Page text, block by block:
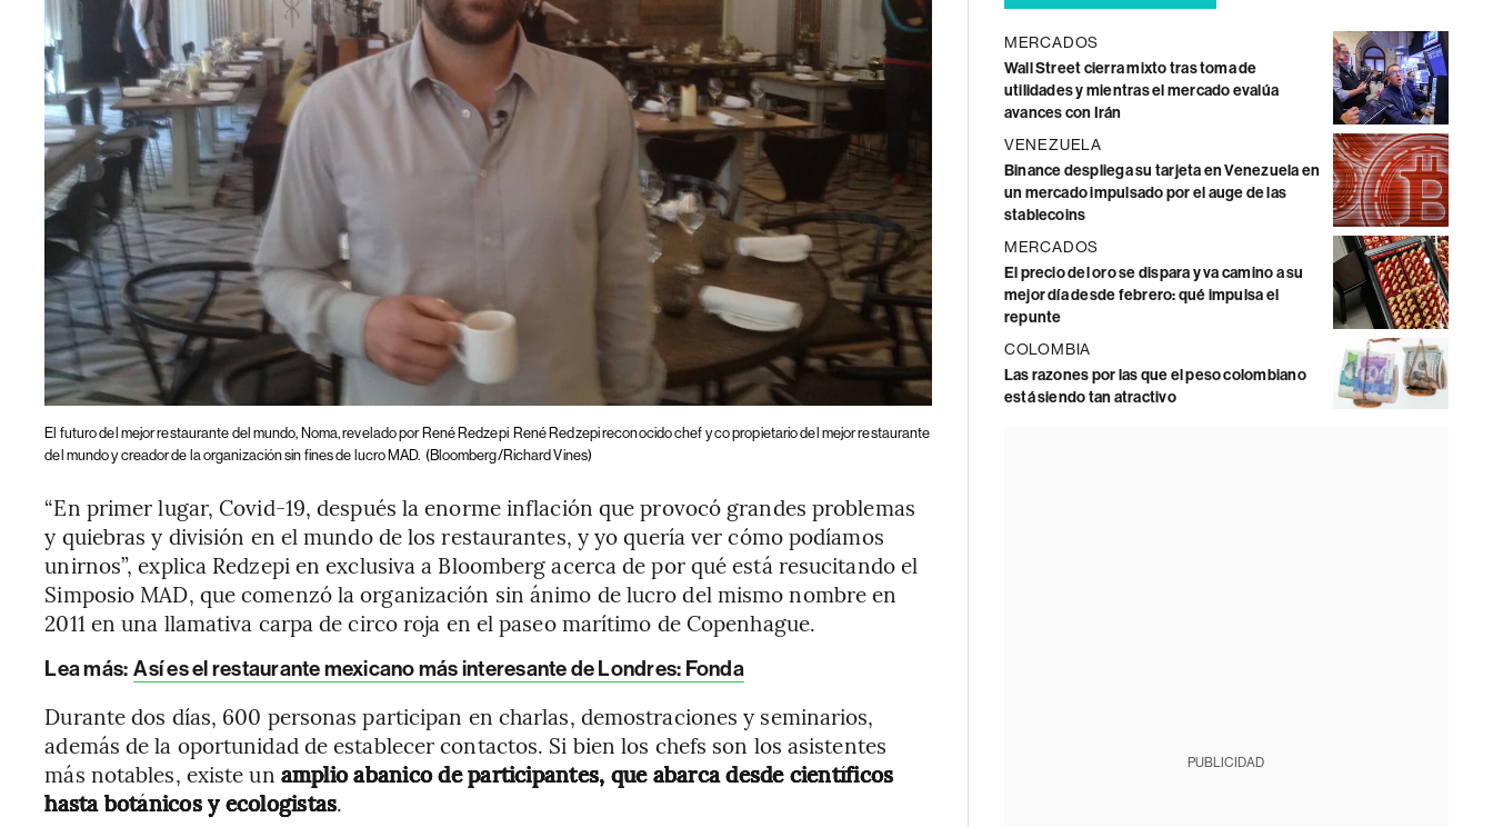
El futuro del mejor restaurante del mundo, Noma, revelado por René Redzepi René Redzepi reconocido chef y co propietario del mejor restaurante
del mundo y creador de la organización sin fines de lucro MAD. (Bloomberg/Richard Vines)
“En primer lugar, Covid-19, después la enorme inflación que provocó grandes problemas
y quiebras y división en el mundo de los restaurantes, y yo quería ver cómo podíamos
unirnos”, explica Redzepi en exclusiva a Bloomberg acerca de por qué está resucitando el
Simposio MAD, que comenzó la organización sin ánimo de lucro del mismo nombre en
2011 en una llamativa carpa de circo roja en el paseo marítimo de Copenhague.
Lea más: Así es el restaurante mexicano más interesante de Londres: Fonda
Durante dos días, 600 personas participan en charlas, demostraciones y seminarios,
además de la oportunidad de establecer contactos. Si bien los chefs son los asistentes
más notables, existe un amplio abanico de participantes, que abarca desde científicos
hasta botánicos y ecologistas.
MERCADOS
Wall Street cierra mixto tras toma de
utilidades y mientras el mercado evalúa
avances con Irán
VENEZUELA
Binance despliega su tarjeta en Venezuela en
un mercado impulsado por el auge de las
stablecoins
MERCADOS
El precio del oro se dispara y va camino a su
mejor día desde febrero: qué impulsa el
repunte
COLOMBIA
Las razones por las que el peso colombiano
está siendo tan atractivo
PUBLICIDAD